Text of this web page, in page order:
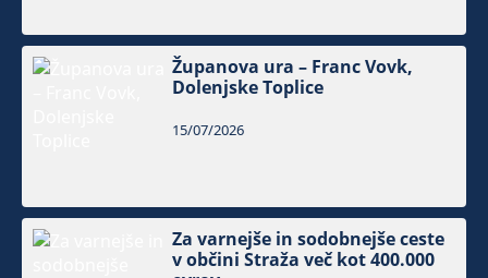
Županova ura – Franc Vovk,
Dolenjske Toplice
15/07/2026
Za varnejše in sodobnejše ceste
v občini Straža več kot 400.000